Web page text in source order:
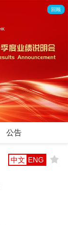
回顾
公告
中文 ENG